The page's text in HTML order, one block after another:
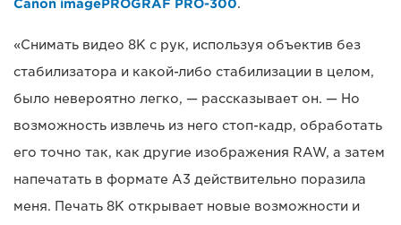
Canon imagePROGRAF PRO-300.
«Снимать видео 8K с рук, используя объектив без
стабилизатора и какой-либо стабилизации в целом,
было невероятно легко, — рассказывает он. — Но
возможность извлечь из него стоп-кадр, обработать
его точно так, как другие изображения RAW, а затем
напечатать в формате A3 действительно поразила
меня. Печать 8K открывает новые возможности и